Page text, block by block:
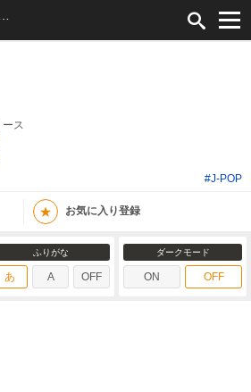
ス
#J-POP
★ お気に入り登録
ふりがな
あ A OFF
ダークモード
ON OFF